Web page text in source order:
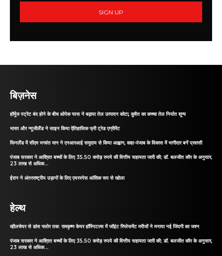
SIGN UP
बिज़नेस
हॉर्मुज स्ट्रेट बंद होने के बीच ओपेक प्लस ने बढ़ाया तेल उत्पादन कोटा, कुवैत का कच्चा तेल निर्यात शून्य
भारत और न्यूजीलैंड ने साइन किया ऐतिहासिक फ्री ट्रेड एग्रीमेंट
फिनलैंड में सीएम भगवंत मान ने एनआरआई समुदाय से किया आह्वान, कहा-पंजाब के विकास में भागीदार बनें प्रवासी
पंजाब सरकार ने आश्रित बच्चों के लिए 35.50 करोड़ रुपये की वित्तीय सहायता जारी की; डॉ. बलजीत कौर के अनुसार,
23 लाख से अधिक...
ईरान ने अंतरराष्ट्रीय उड़ानों के लिए एयरस्पेस आंशिक रूप से खोला
हेल्थ
व्हीलचेयर से डांस फ्लोर तक: रामकृष्ण केयर हॉस्पिटल्स में जॉइंट रिप्लेसमेंट मरीजों ने मनाया नई जिंदगी का जश्न
पंजाब सरकार ने आश्रित बच्चों के लिए 35.50 करोड़ रुपये की वित्तीय सहायता जारी की; डॉ. बलजीत कौर के अनुसार,
23 लाख से अधिक...